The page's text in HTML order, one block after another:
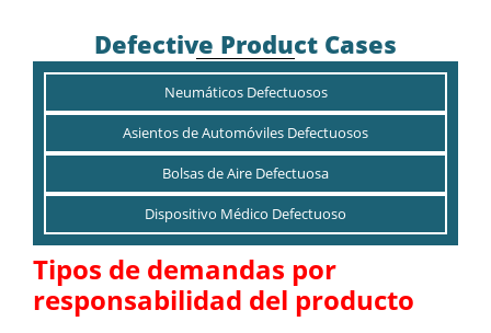
Defective Product Cases
Neumáticos Defectuosos
Asientos de Automóviles Defectuosos
Bolsas de Aire Defectuosa
Dispositivo Médico Defectuoso
Tipos de demandas por
responsabilidad del producto